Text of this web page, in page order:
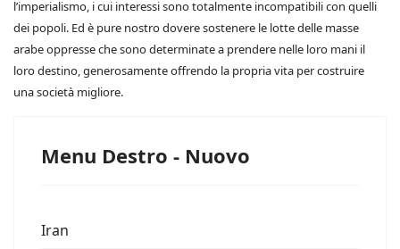
l’imperialismo, i cui interessi sono totalmente incompatibili con quelli
dei popoli. Ed è pure nostro dovere sostenere le lotte delle masse
arabe oppresse che sono determinate a prendere nelle loro mani il
loro destino, generosamente offrendo la propria vita per costruire
una società migliore.
Menu Destro - Nuovo
Iran